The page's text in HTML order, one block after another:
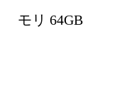
モリ 64GB